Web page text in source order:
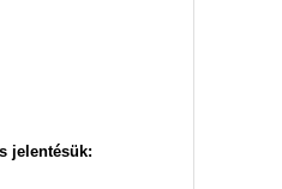
jelentésük: